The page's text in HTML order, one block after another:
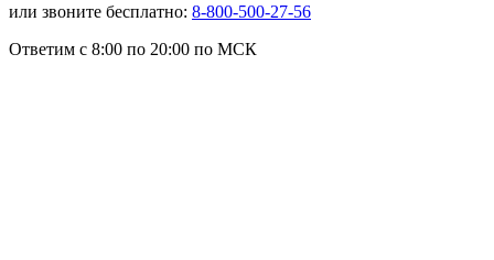
или звоните бесплатно: 8-800-500-27-56
Ответим с 8:00 по 20:00 по МСК